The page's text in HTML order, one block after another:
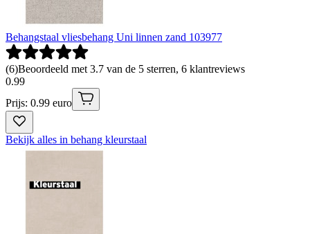
Behangstaal vliesbehang Uni linnen zand 103977
(6)Beoordeeld met 3.7 van de 5 sterren, 6 klantreviews
0.99
Prijs: 0.99 euro
Bekijk alles in behang kleurstaal